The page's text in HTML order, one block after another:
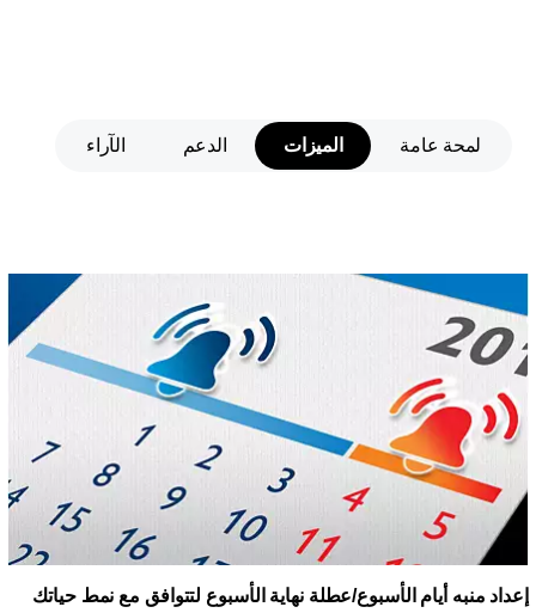
لمحة عامة الميزات الدعم الآراء
إعداد منبه أيام الأسبوع/عطلة نهاية الأسبوع لتتوافق مع نمط حياتك